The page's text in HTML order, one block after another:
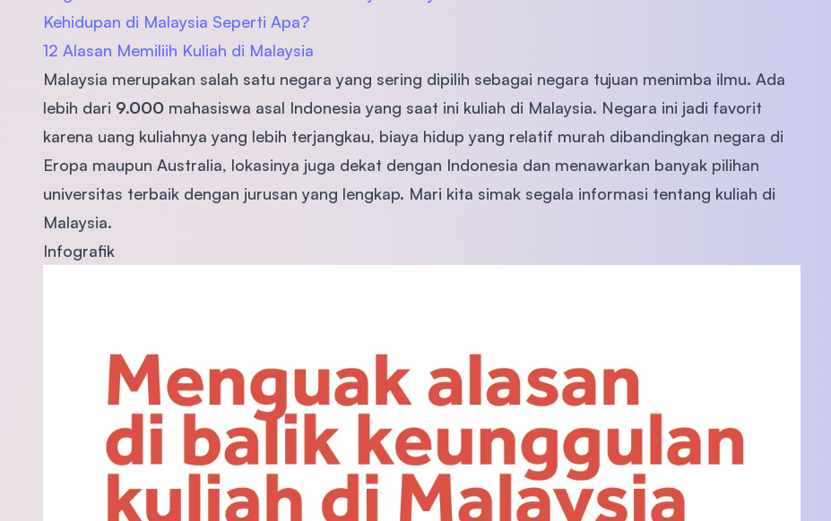
Kehidupan di Malaysia Seperti Apa?
12 Alasan Memiliih Kuliah di Malaysia
Malaysia merupakan salah satu negara yang sering dipilih sebagai negara tujuan menimba ilmu. Ada
lebih dari 9.000 mahasiswa asal Indonesia yang saat ini kuliah di Malaysia. Negara ini jadi favorit
karena uang kuliahnya yang lebih terjangkau, biaya hidup yang relatif murah dibandingkan negara di
Eropa maupun Australia, lokasinya juga dekat dengan Indonesia dan menawarkan banyak pilihan
universitas terbaik dengan jurusan yang lengkap. Mari kita simak segala informasi tentang kuliah di
Malaysia.
Infografik